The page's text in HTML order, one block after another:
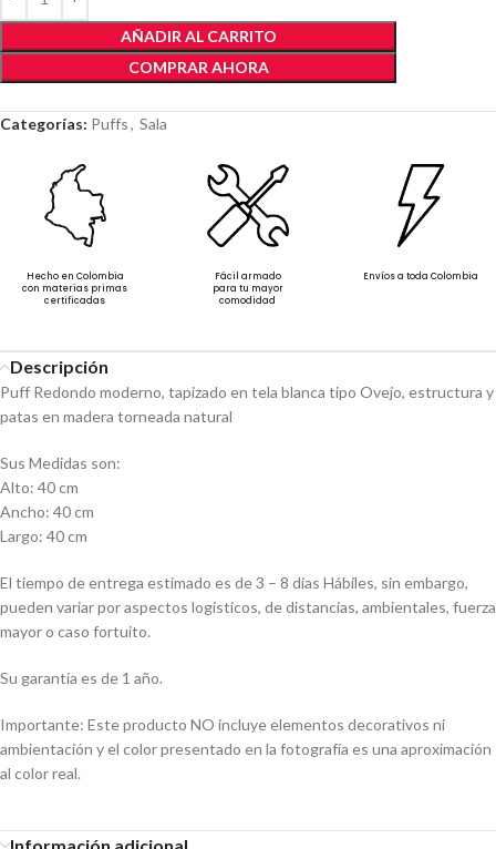
AÑADIR AL CARRITO
COMPRAR AHORA
Categorías: Puffs, Sala
Hecho en Colombia
con materias primas
certificadas
Fácil armado
para tu mayor
comodidad
Envíos a toda Colombia
Descripción
Puff Redondo moderno, tapizado en tela blanca tipo Ovejo, estructura y
patas en madera torneada natural
Sus Medidas son:
Alto: 40 cm
Ancho: 40 cm
Largo: 40 cm
El tiempo de entrega estimado es de 3 – 8 dias Hábiles, sin embargo,
pueden variar por aspectos logísticos, de distancias, ambientales, fuerza
mayor o caso fortuito.
Su garantía es de 1 año.
Importante: Este producto NO incluye elementos decorativos ni
ambientación y el color presentado en la fotografía es una aproximación
al color real.